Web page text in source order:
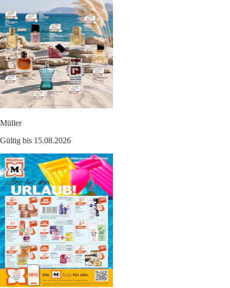
Müller
Gültig bis 15.08.2026